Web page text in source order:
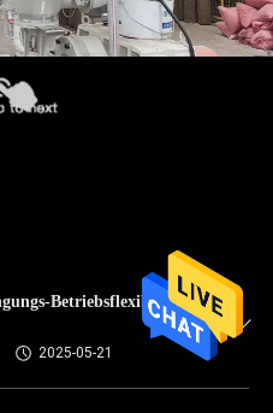
Betriebsflexibles
2025-05-21